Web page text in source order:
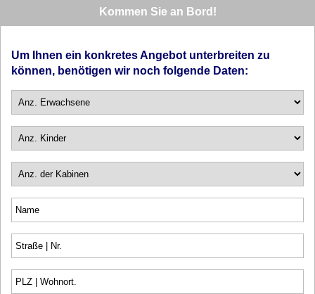
Kommen Sie an Bord!
Um Ihnen ein konkretes Angebot unterbreiten zu
können, benötigen wir noch folgende Daten: